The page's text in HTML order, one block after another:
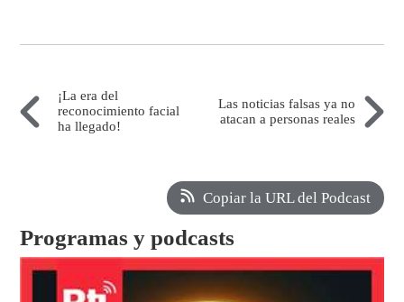
¡La era del
reconocimiento facial
ha llegado!
Las noticias falsas ya no
atacan a personas reales
Copiar la URL del Podcast
Programas y podcasts